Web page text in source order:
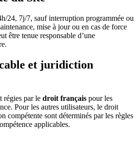
24, 7j/7, sauf interruption programmée ou
mise à jour ou en cas de force
être tenue responsable d’une
et juridiction
régies par le droit français pour les
Pour les autres utilisateurs, le droit
compétente sont déterminés par les règles
applicables.